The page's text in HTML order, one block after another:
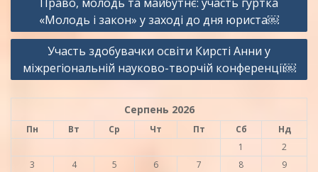
записів«Молодь і закон» у заході до дня юриста￼
Участь здобувачки освіти Кирсті Анни у
міжрегіональній науково-творчій конференції￼
Серпень 2026
Пн Вт Ср Чт Пт Сб
Нд
1
2
3
4 5 6 7 8
9